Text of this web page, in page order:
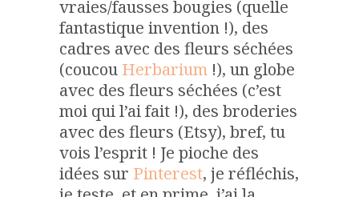
vraies/fausses bougies (quelle
fantastique invention !), des
cadres avec des fleurs séchées
(coucou Herbarium !), un globe
avec des fleurs séchées (c’est
moi qui l’ai fait !), des broderies
avec des fleurs (Etsy), bref, tu
vois l’esprit ! Je pioche des
idées sur Pinterest, je réfléchis,